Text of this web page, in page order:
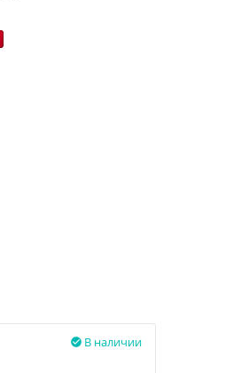
В наличии
